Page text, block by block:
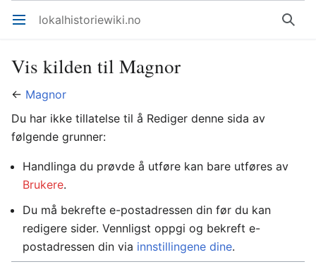
Åpne hovedmenyen lokalhistoriewiki.no Søk
Vis kilden til Magnor
← Magnor
Du har ikke tillatelse til å Rediger denne sida av
følgende grunner:
Handlinga du prøvde å utføre kan bare utføres av
Brukere.
Du må bekrefte e-postadressen din før du kan
redigere sider. Vennligst oppgi og bekreft e-
postadressen din via innstillingene dine.